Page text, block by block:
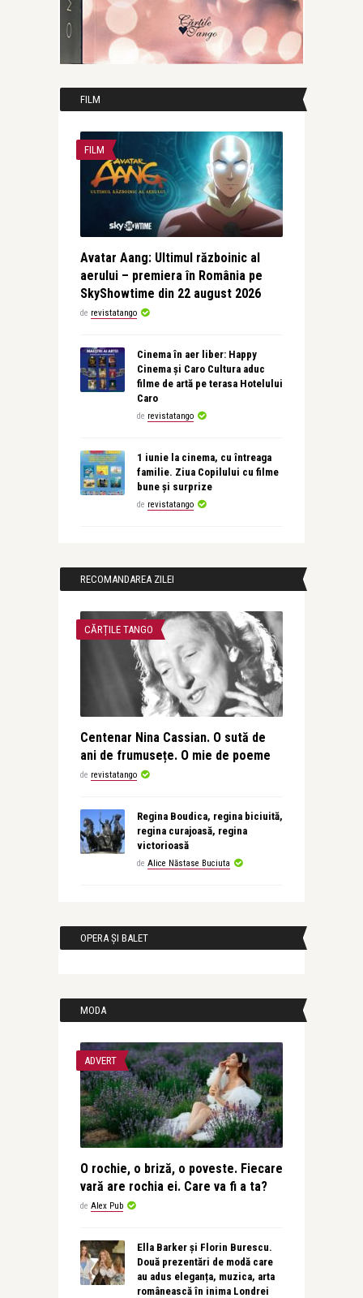
FILM
FILM
Avatar Aang: Ultimul războinic al
aerului – premiera în România pe
SkyShowtime din 22 august 2026
de revistatango
Cinema în aer liber: Happy
Cinema și Caro Cultura aduc
filme de artă pe terasa Hotelului
Caro
de revistatango
1 iunie la cinema, cu întreaga
familie. Ziua Copilului cu filme
bune și surprize
de revistatango
RECOMANDAREA ZILEI
CĂRȚILE TANGO
Centenar Nina Cassian. O sută de
ani de frumusețe. O mie de poeme
de revistatango
Regina Boudica, regina biciuită,
regina curajoasă, regina
victorioasă
de Alice Năstase Buciuta
OPERA ȘI BALET
MODA
ADVERT
O rochie, o briză, o poveste. Fiecare
vară are rochia ei. Care va fi a ta?
de Alex Pub
Ella Barker și Florin Burescu.
Două prezentări de modă care
au adus eleganța, muzica, arta
românească în inima Londrei